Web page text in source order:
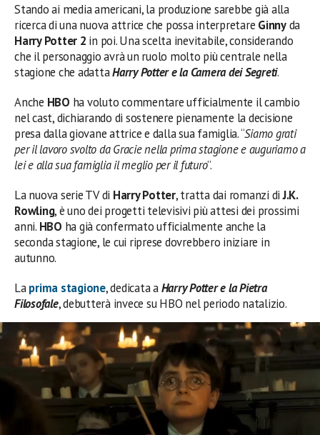
Stando ai media americani, la produzione sarebbe già alla
ricerca di una nuova attrice che possa interpretare Ginnyda
Harry Potter 2 in poi. Una scelta inevitabile, considerando
che il personaggio avrà un ruolo molto più centrale nella
stagione che adattaHarry Potter e la Camera dei Segreti.
Anche HBO ha voluto commentare ufficialmente il cambio
nel cast, dichiarando di sostenere pienamente la decisione
presa dalla giovane attrice e dalla sua famiglia. “Siamo grati
per il lavoro svolto da Gracie nella prima stagione e auguriamo a
lei e alla sua famiglia il meglio per il futuro”.
La nuova serie TV di Harry Potter, tratta dai romanzi diJ.K.
Rowling, è uno dei progetti televisivi più attesi dei prossimi
anni. HBO ha già confermato ufficialmente anche la
seconda stagione, le cui riprese dovrebbero iniziare in
autunno.
Laprima stagione, dedicata aHarry Potter e la Pietra
Filosofale, debutterà invece su HBO nel periodo natalizio.